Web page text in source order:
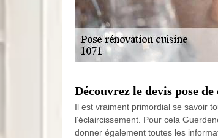
Découvrez le devis pose
Il est vraiment primordial se savoir
l’éclaircissement. Pour cela
donner également toutes les